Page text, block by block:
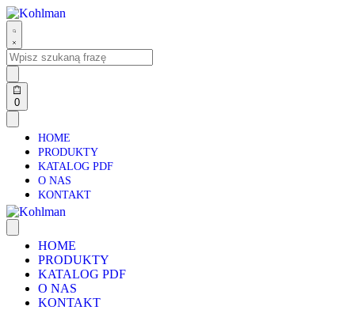
0
HOME
PRODUKTY
KATALOG PDF
O NAS
KONTAKT
HOME
PRODUKTY
KATALOG PDF
O NAS
KONTAKT